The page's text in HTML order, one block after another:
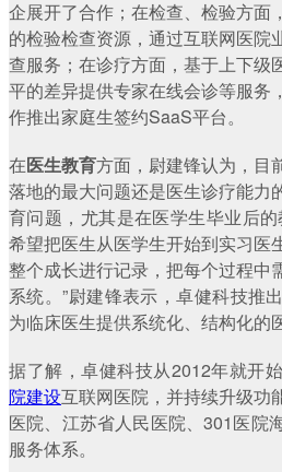
企展开了合作；在检查、检验方面
的检验检查资源，通过互联网医院
查服务；在诊疗方面，基于上下级
平的差异提供专家在线会诊等服务
作推出家庭生签约SaaS平台。
在医生教育方面，尉建锋认为，目
落地的最大问题还是医生诊疗能力
育问题，尤其是在医学生毕业后
希望把医生从医学生开始到实习医
整个成长进行记录，把每个过程中
系统。”尉建锋表示，卓健科技推
为临床医生提供系统化、结构化的
据了解，卓健科技从2012年就开
院建设互联网医院，并持续升级功
医院、江苏省人民医院、301医院
服务体系。